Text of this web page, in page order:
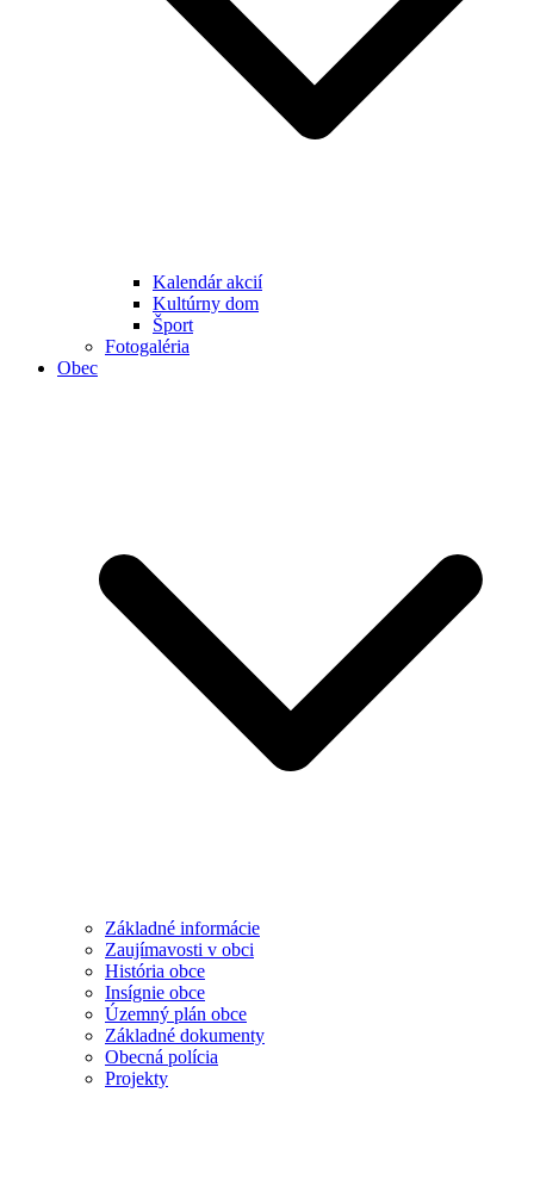
Kalendár akcií
Kultúrny dom
Šport
Fotogaléria
Obec
Základné informácie
Zaujímavosti v obci
História obce
Insígnie obce
Územný plán obce
Základné dokumenty
Obecná polícia
Projekty